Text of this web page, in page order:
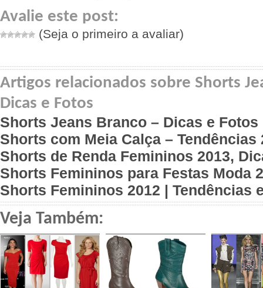
Avalie este post:
(Seja o primeiro a avaliar)
Artigos relacionados sobre Shorts
Dicas e Fotos
Shorts Jeans Branco – Dicas e Fotos
Shorts com Meia Calça – Tendências
Shorts de Renda Femininos 2013,
Shorts Femininos para Festas Moda
Shorts Femininos 2012 | Tendências
Veja Também: